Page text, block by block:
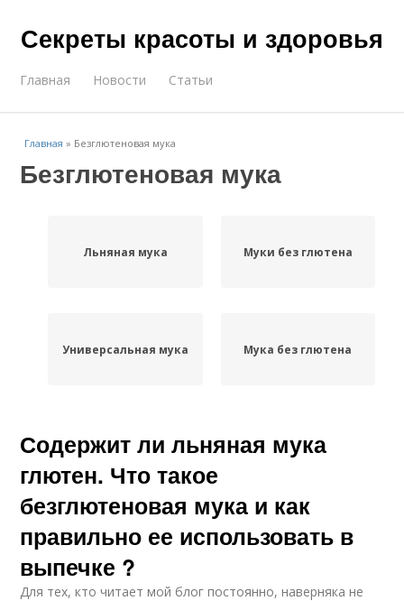
Секреты красоты и здоровья
Главная Новости Статьи
Главная » Безглютеновая мука
Безглютеновая мука
Льняная мука Муки без глютена
Универсальная мука Мука без глютена
Содержит ли льняная мука
глютен. Что такое
безглютеновая мука и как
правильно ее использовать в
выпечке ?
Для тех, кто читает мой блог постоянно, наверняка не